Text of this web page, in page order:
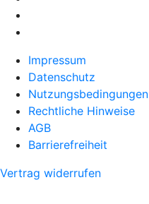
Impressum
Datenschutz
Nutzungsbedingungen
Rechtliche Hinweise
AGB
Barrierefreiheit
Vertrag widerrufen